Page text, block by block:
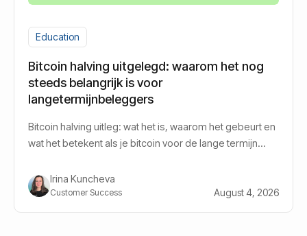
Education
Bitcoin halving uitgelegd: waarom het nog
steeds belangrijk is voor
langetermijnbeleggers
Bitcoin halving uitleg: wat het is, waarom het gebeurt en
wat het betekent als je bitcoin voor de lange termijn
Irina Kuncheva
Customer Success August 4, 2026